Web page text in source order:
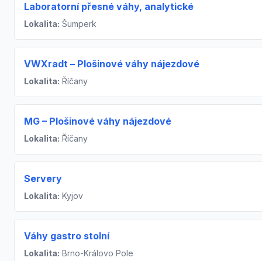
Laboratorní přesné váhy, analytické
Lokalita: Šumperk
VWXradt – Plošinové váhy nájezdové
Lokalita: Říčany
MG – Plošinové váhy nájezdové
Lokalita: Říčany
Servery
Lokalita: Kyjov
Váhy gastro stolní
Lokalita: Brno-Královo Pole